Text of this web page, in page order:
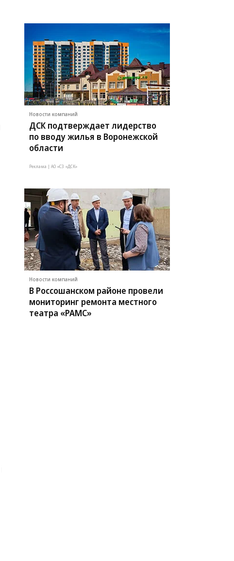
Новости компаний
ДСК подтверждает лидерство
по вводу жилья в Воронежской
области
Реклама | АО «СЗ «ДСК»
Новости компаний
В Россошанском районе провели
мониторинг ремонта местного
театра «РАМС»